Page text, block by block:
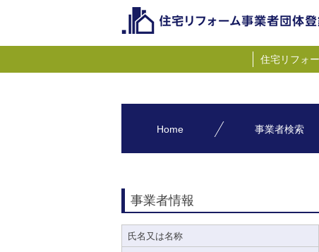
住宅リフォ
Home 事業者検索
事業者情報
氏名又は名称